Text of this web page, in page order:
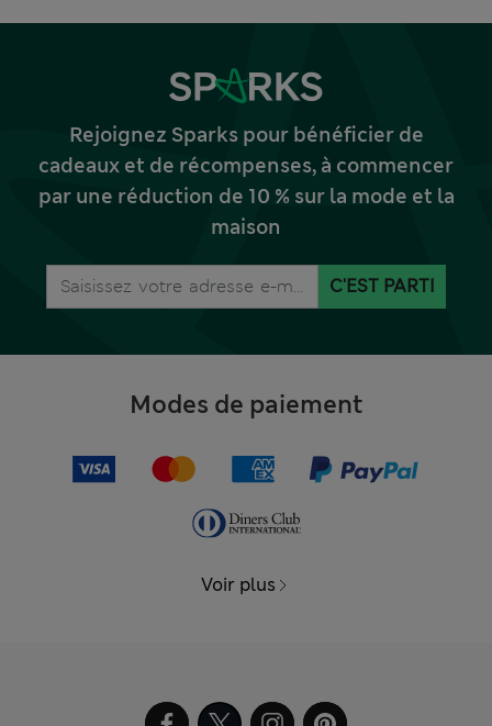
Rejoignez Sparks pour bénéficier de
cadeaux et de récompenses, à commencer
par une réduction de 10 % sur la mode et la
maison
C'EST PARTI
Modes de paiement
Voir plus